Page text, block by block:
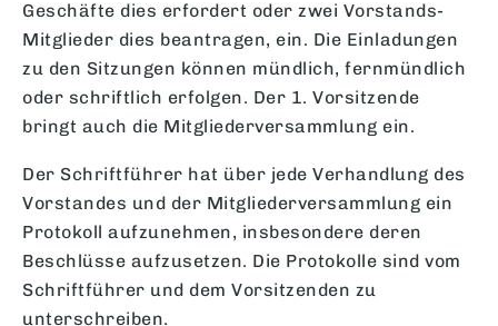
Geschäfte dies erfordert oder zwei Vorstands-
Mitglieder dies beantragen, ein. Die Einladungen
zu den Sitzungen können mündlich, fernmündlich
oder schriftlich erfolgen. Der 1. Vorsitzende
bringt auch die Mitgliederversammlung ein.
Der Schriftführer hat über jede Verhandlung des
Vorstandes und der Mitgliederversammlung ein
Protokoll aufzunehmen, insbesondere deren
Beschlüsse aufzusetzen. Die Protokolle sind vom
Schriftführer und dem Vorsitzenden zu
unterschreiben.